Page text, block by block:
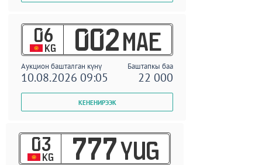
06
KG 002 MAE
Аукцион башталган күнү Баштапкы баа
10.08.2026 09:05 22 000
03
KG 777 YUG